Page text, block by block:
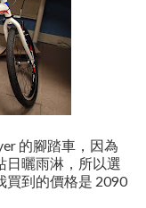
的腳踏車，因為
日曬雨淋，所以選
買到的價格是 2090